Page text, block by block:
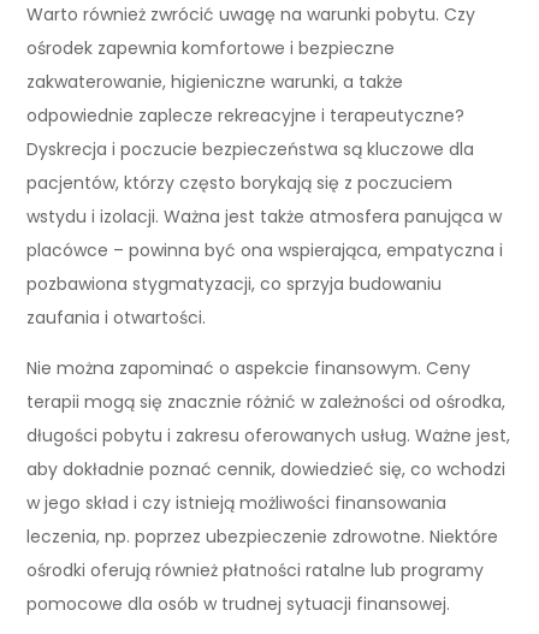
Warto również zwrócić uwagę na warunki pobytu. Czy
ośrodek zapewnia komfortowe i bezpieczne
zakwaterowanie, higieniczne warunki, a także
odpowiednie zaplecze rekreacyjne i terapeutyczne?
Dyskrecja i poczucie bezpieczeństwa są kluczowe dla
pacjentów, którzy często borykają się z poczuciem
wstydu i izolacji. Ważna jest także atmosfera panująca w
placówce – powinna być ona wspierająca, empatyczna i
pozbawiona stygmatyzacji, co sprzyja budowaniu
zaufania i otwartości.
Nie można zapominać o aspekcie finansowym. Ceny
terapii mogą się znacznie różnić w zależności od ośrodka,
długości pobytu i zakresu oferowanych usług. Ważne jest,
aby dokładnie poznać cennik, dowiedzieć się, co wchodzi
w jego skład i czy istnieją możliwości finansowania
leczenia, np. poprzez ubezpieczenie zdrowotne. Niektóre
ośrodki oferują również płatności ratalne lub programy
pomocowe dla osób w trudnej sytuacji finansowej.